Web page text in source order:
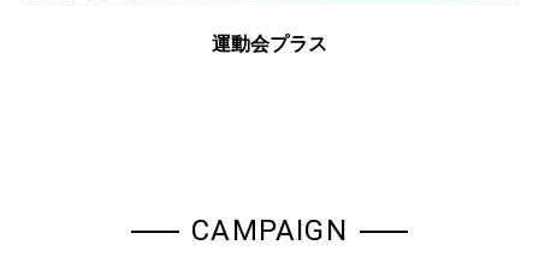
運動会プラス
CAMPAIGN